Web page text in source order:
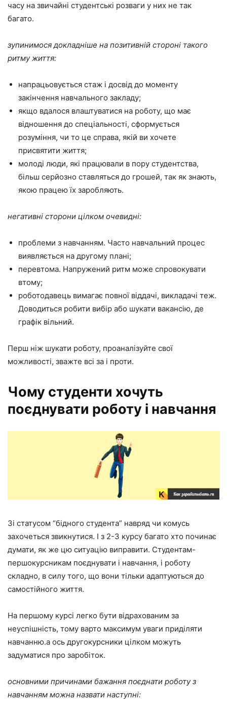
часу на звичайні студентські розваги у них не так
багато.
зупинимося докладніше на позитивній стороні такого
ритму життя:
напрацьовується стаж і досвід до моменту
закінчення навчального закладу;
якщо вдалося влаштуватися на роботу, що має
відношення до спеціальності, сформується
розуміння, чи то це справа, якій ви хочете
присвятити життя;
молоді люди, які працювали в пору студентства,
більш серйозно ставляться до грошей, так як знають,
якою працею їх заробляють.
негативні сторони цілком очевидні:
проблеми з навчанням. Часто навчальний процес
виявляється на другому плані;
перевтома. Напружений ритм може спровокувати
втому;
роботодавець вимагає повної віддачі, викладачі теж.
Доводиться робити вибір або шукати вакансію, де
графік вільний.
Перш ніж шукати роботу, проаналізуйте свої
можливості, зважте всі за і проти.
Чому студенти хочуть
поєднувати роботу і навчання
Зі статусом “бідного студента” навряд чи комусь
захочеться звикнутися. І з 2-3 курсу багато хто починає
думати, як же цю ситуацію виправити. Студентам-
першокурсникам поєднувати і навчання, і роботу
складно, в силу того, що вони тільки адаптуються до
самостійного життя.
На першому курсі легко бути відрахованим за
неуспішність, тому варто максимум уваги приділяти
навчанню.а ось другокурсники цілком можуть
задуматися про заробіток.
основними причинами бажання поєднати роботу з
навчанням можна назвати наступні: